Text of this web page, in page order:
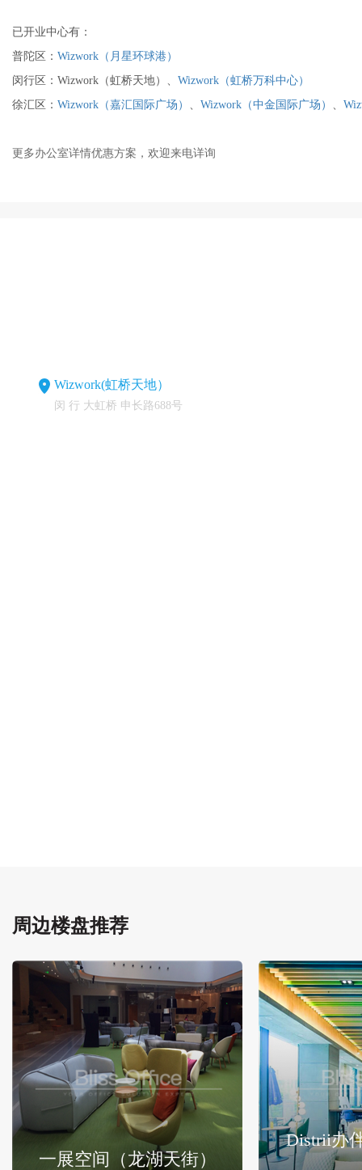
已开业中心有：
普陀区： Wizwork（月星环球港）
闵行区：Wizwork（虹桥天地）、 Wizwork（虹桥万科中心）
徐汇区： Wizwork（嘉汇国际广场） Wizwork（中金国际广场）
更多办公室详情优惠方案，欢迎来电详询
Wizwork(虹桥天地）
闵 行 大虹桥 申长路688号
周边楼盘推荐
一展空间（龙湖天街）
Distrii办